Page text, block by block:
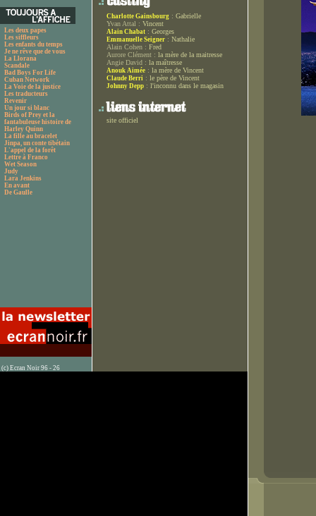
Les deux papes
Les siffleurs
Les enfants du temps
Je ne rêve que de vous
La Llorana
Scandale
Bad Boys For Life
Cuban Network
La Voie de la justice
Les traducteurs
Revenir
Un jour si blanc
Birds of Prey et la
fantabuleuse histoire de
Harley Quinn
La fille au bracelet
Jinpa, un conte tibétain
L'appel de la forêt
Lettre à Franco
Wet Season
Judy
Lara Jenkins
En avant
De Gaulle
(c) Ecran Noir 96 - 26
Charlotte Gainsbourg : Gabrielle
Yvan Attal : Vincent
Alain Chabat : Georges
Emmanuelle Seigner : Nathalie
Alain Cohen : Fred
Aurore Clément : la mère de la maitresse
Angie David : la maîtresse
Anouk Aimée : la mère de Vincent
Claude Berri : le père de Vincent
Johnny Depp : l'inconnu dans le magasin
site officiel